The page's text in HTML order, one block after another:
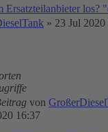
Ersatzteilanbieter los?
» 23 Jul 2020
von
16:37